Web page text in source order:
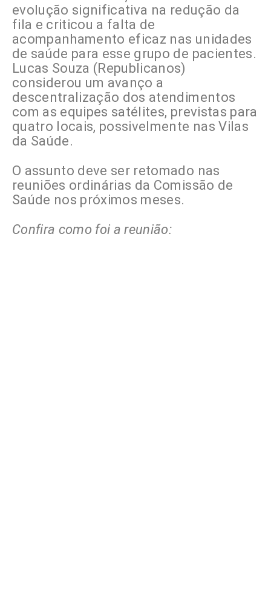
evolução significativa na redução da
fila e criticou a falta de
acompanhamento eficaz nas unidades
de saúde para esse grupo de pacientes.
Lucas Souza (Republicanos)
considerou um avanço a
descentralização dos atendimentos
com as equipes satélites, previstas para
quatro locais, possivelmente nas Vilas
da Saúde.
O assunto deve ser retomado nas
reuniões ordinárias da Comissão de
Saúde nos próximos meses.
Confira como foi a reunião: